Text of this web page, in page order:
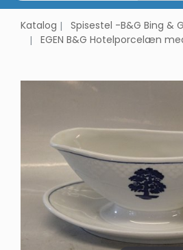
Katalog
Spisestel -B&G Bing &
EGEN B&G Hotelporcelæn